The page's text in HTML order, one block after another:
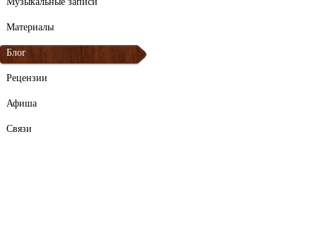
Материалы
Блог
Рецензии
Афиша
Связи